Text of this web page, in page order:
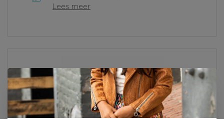
Lees meer
Over ons
Lees meer